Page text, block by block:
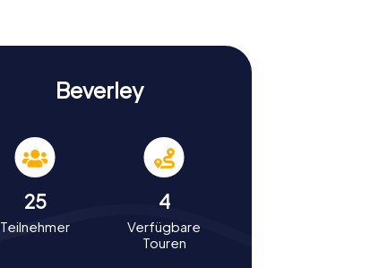
Beverley
25
Teilnehmer
4
Verfügbare
Touren